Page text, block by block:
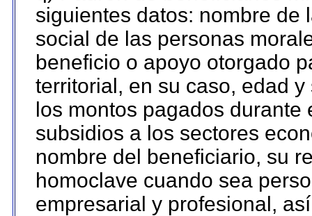
siguientes datos: nombre de
social de las personas
beneficio o apoyo otorgado
territorial, en su caso, edad
los montos pagados
subsidios a los sectores
nombre del beneficiario, su
homoclave cuando sea
empresarial y profesional,